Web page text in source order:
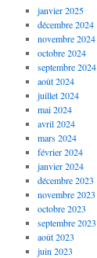
janvier 2025
décembre 2024
novembre 2024
octobre 2024
septembre 2024
août 2024
juillet 2024
mai 2024
avril 2024
mars 2024
février 2024
janvier 2024
décembre 2023
novembre 2023
octobre 2023
septembre 2023
août 2023
juin 2023